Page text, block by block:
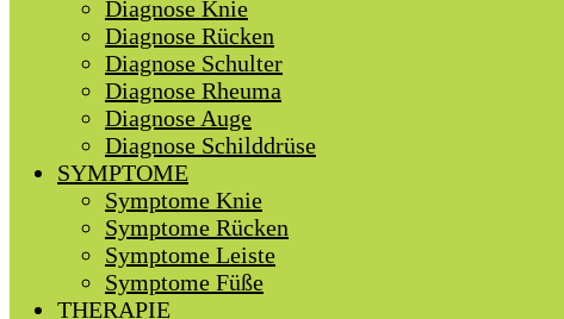
Diagnose Knie
Diagnose Rücken
Diagnose Schulter
Diagnose Rheuma
Diagnose Auge
Diagnose Schilddrüse
SYMPTOME
Symptome Knie
Symptome Rücken
Symptome Leiste
Symptome Füße
THERAPIE